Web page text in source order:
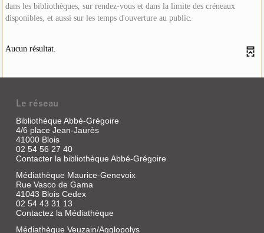
dans les bibliothèques, sur rendez-vous et dans la limite des créneaux
disponibles, et aussi sur les temps d'ouverture au public.
Aucun résultat.
Le réseau
Bibliothèque Abbé-Grégoire
4/6 place Jean-Jaurès
41000 Blois
02 54 56 27 40
Contacter la bibliothèque Abbé-Grégoire
Médiathèque Maurice-Genevoix
Rue Vasco de Gama
41043 Blois Cedex
02 54 43 31 13
Contactez la Médiathèque
Médiathèque Veuzain/Agglopolys